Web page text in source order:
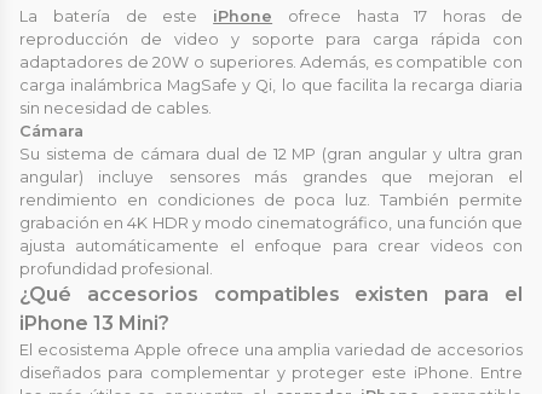
La batería de este iPhone ofrece hasta 17 horas de
reproducción de video y soporte para carga rápida con
adaptadores de 20W o superiores. Además, es compatible con
carga inalámbrica MagSafe y Qi, lo que facilita la recarga diaria
sin necesidad de cables.
Cámara
Su sistema de cámara dual de 12 MP (gran angular y ultra gran
angular) incluye sensores más grandes que mejoran el
rendimiento en condiciones de poca luz. También permite
grabación en 4K HDR y modo cinematográfico, una función que
ajusta automáticamente el enfoque para crear videos con
profundidad profesional.
¿Qué accesorios compatibles existen para el
iPhone 13 Mini?
El ecosistema Apple ofrece una amplia variedad de accesorios
diseñados para complementar y proteger este iPhone. Entre